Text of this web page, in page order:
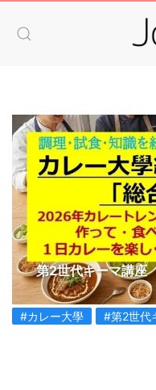
第2世代キーマ講座
#カレー大學 #第2世代